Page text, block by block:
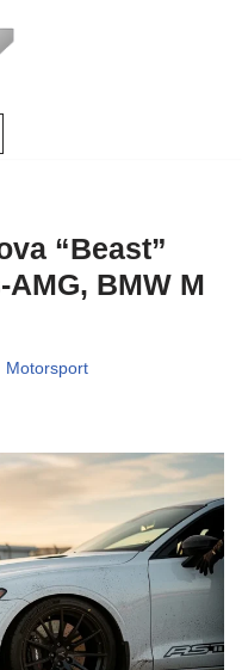
“Beast”
BMW M
Motorsport